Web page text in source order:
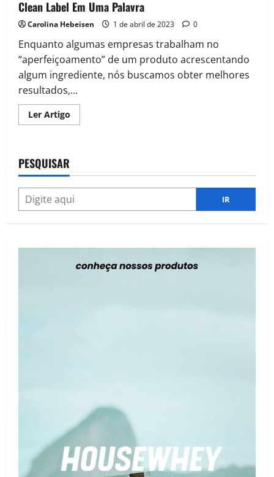
Clean Label Em Uma Palavra
Carolina Hebeisen 1 de abril de 2023 0
Enquanto algumas empresas trabalham no
“aperfeiçoamento” de um produto acrescentando
algum ingrediente, nós buscamos obter melhores
resultados,...
Ler Artigo
more
Palavra
PESQUISAR
IR